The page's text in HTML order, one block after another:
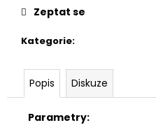
Kategorie:
Zeptat se
Popis Diskuze
Parametry:
Kč